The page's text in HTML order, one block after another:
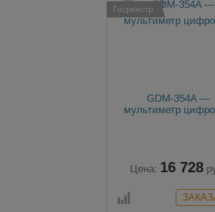
Госреестр
GDM-354A —
мультиметр
Цена: 16 728